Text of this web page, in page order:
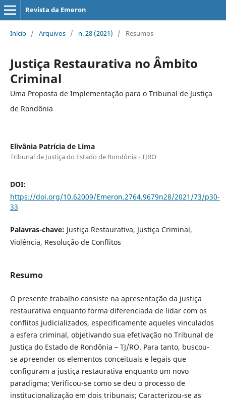
Revista da Emeron
Início / Arquivos / n. 28 (2021) / Resumos
Justiça Restaurativa no Âmbito
Criminal
Uma Proposta de Implementação para o Tribunal de Justiça
de Rondônia
Elivânia Patrícia de Lima
Tribunal de Justiça do Estado de Rondônia - TJRO
DOI:
https://doi.org/10.62009/Emeron.2764.9679n28/2021/73/p30-
33
Palavras-chave: Justiça Restaurativa, Justiça Criminal,
Violência, Resolução de Conflitos
Resumo
O presente trabalho consiste na apresentação da justiça
restaurativa enquanto forma diferenciada de lidar com os
conflitos judicializados, especificamente aqueles vinculados
a esfera criminal, objetivando sua efetivação no Tribunal de
Justiça do Estado de Rondônia – TJ/RO. Para tanto, buscou-
se apreender os elementos conceituais e legais que
configuram a justiça restaurativa enquanto um novo
paradigma; Verificou-se como se deu o processo de
institucionalização em dois tribunais; Caracterizou-se as